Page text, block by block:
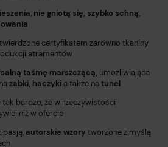
, nie gniotą się, szybko schną,
certyfikatem zarówno tkaniny
atramentów
taśmę marszczącą, umożliwiająca
żabki, haczyki a także na tunel
tak bardzo, że w rzeczywistości
niż w ofercie
pasją, autorskie wzory tworzone z myślą